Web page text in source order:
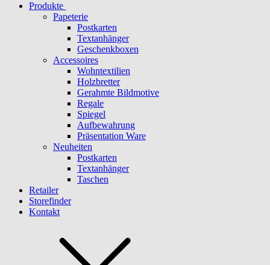
Produkte
Papeterie
Postkarten
Textanhänger
Geschenkboxen
Accessoires
Wohntextilien
Holzbretter
Gerahmte Bildmotive
Regale
Spiegel
Aufbewahrung
Präsentation Ware
Neuheiten
Postkarten
Textanhänger
Taschen
Retailer
Storefinder
Kontakt